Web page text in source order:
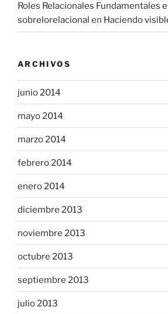
Roles Relacionales Fundamentales
sobrelorelacional en Haciendo
ARCHIVOS
junio 2014
mayo 2014
marzo 2014
febrero 2014
enero 2014
diciembre 2013
noviembre 2013
octubre 2013
septiembre 2013
julio 2013